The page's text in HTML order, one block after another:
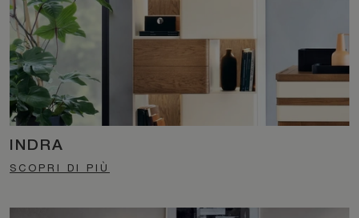
INDRA
SCOPRI DI PIÙ